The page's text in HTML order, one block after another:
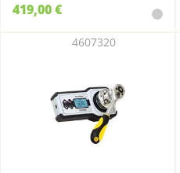
419,00 €
4607320